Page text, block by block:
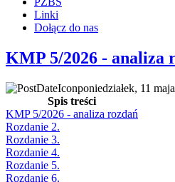
Linki
Dołącz do nas
KMP 5/2026 - analiza
poniedziałek, 11
Spis treści
KMP 5/2026 - analiza rozdań
Rozdanie 2.
Rozdanie 3.
Rozdanie 4.
Rozdanie 5.
Rozdanie 6.